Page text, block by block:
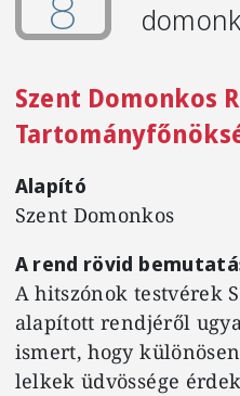
Szent Domonkos
Alapító
Szent Domonkos
A rend rövid
A hitszónok testvérek
alapított rendjéről
ismert, hogy
lelkek üdvössége